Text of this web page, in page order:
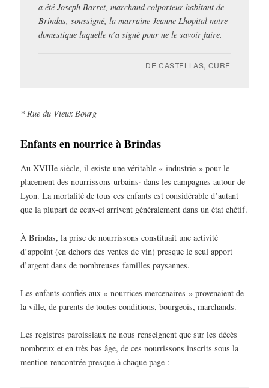
a été Joseph Barret, marchand colporteur habitant de
Brindas, soussigné, la marraine Jeanne Lhopital notre
domestique laquelle n’a signé pour ne le savoir faire.
DE CASTELLAS, CURÉ
* Rue du Vieux Bourg
Enfants en nourrice à Brindas
Au XVIIIe siècle, il existe une véritable « industrie » pour le
placement des nourrissons urbains· dans les campagnes autour de
Lyon. La mortalité de tous ces enfants est considérable d’autant
que la plupart de ceux-ci arrivent généralement dans un état chétif.
À Brindas, la prise de nourrissons constituait une activité
d’appoint (en dehors des ventes de vin) presque le seul apport
d’argent dans de nombreuses familles paysannes.
Les enfants confiés aux « nourrices mercenaires » provenaient de
la ville, de parents de toutes conditions, bourgeois, marchands.
Les registres paroissiaux ne nous renseignent que sur les décès
nombreux et en très bas âge, de ces nourrissons inscrits sous la
mention rencontrée presque à chaque page :